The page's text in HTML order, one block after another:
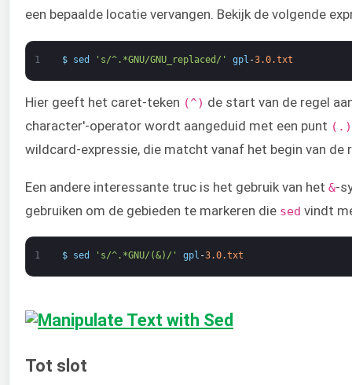
een bepaalde locatie vervangen. Bekijk de volgende
1 $ sed 's/^.*GNU/GNU_replaced/' gpl -3.0.txt
Hier geeft het caret-teken (^) de start van de regel
character'-operator wordt aangeduid met een punt (.)
wildcard-expressie, die matcht vanaf het begin van
Een andere interessante truc is het gebruik van het &-
gebruiken om de gebieden te markeren die sed vindt
1 $ sed 's/^.*GNU/(&)/' gpl -3.0.txt
Tot slot